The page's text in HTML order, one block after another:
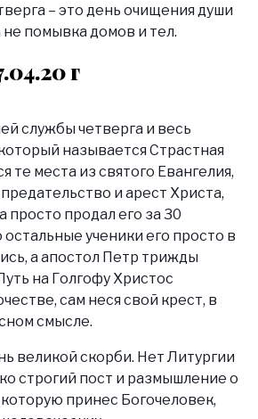
– это день очищения души
не помывка домов и тел.
г
службы четверга и весь
называется Страстная
те места из святого Евангелия,
и арест Христа,
просто продал его за 30
ученики его просто в
а апостол Петр трижды
на Голгофу Христос
сам неся свой крест, в
смысле.
великой скорби. Нет Литургии
строгий пост и размышление о
принес Богочеловек,